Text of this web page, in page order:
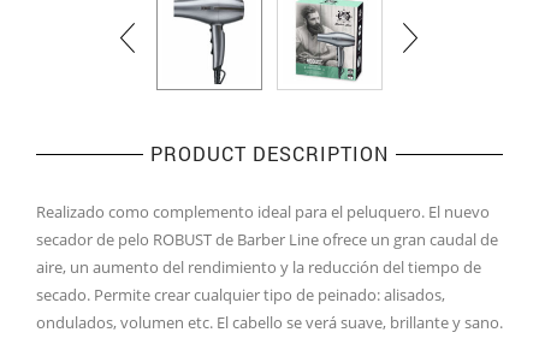
PRODUCT DESCRIPTION
Realizado como complemento ideal para el peluquero. El nuevo
secador de pelo ROBUST de Barber Line ofrece un gran caudal de
aire, un aumento del rendimiento y la reducción del tiempo de
secado. Permite crear cualquier tipo de peinado: alisados,
ondulados, volumen etc. El cabello se verá suave, brillante y sano.